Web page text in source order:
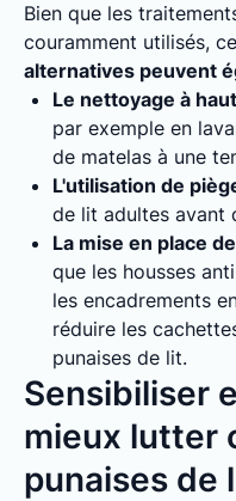
Bien que les
couramment utilisés,
alternatives peuvent
Le nettoyage à
par exemple en
de matelas à une
L'utilisation de
de lit adultes avant
La mise en place
que les housses
les encadrements
réduire les
punaises de lit.
Sensibiliser
mieux lutter
punaises de